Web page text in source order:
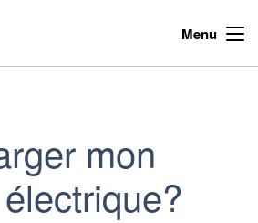
Menu
mon